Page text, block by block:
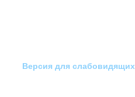
Версия для слабовидящих